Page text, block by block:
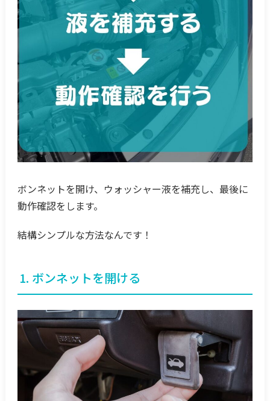
ボンネットを開け、ウォッシャー液を補充し、最後に
動作確認をします。
結構シンプルな方法なんです！
1. ボンネットを開ける